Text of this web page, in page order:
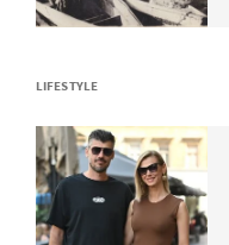
LIFESTYLE